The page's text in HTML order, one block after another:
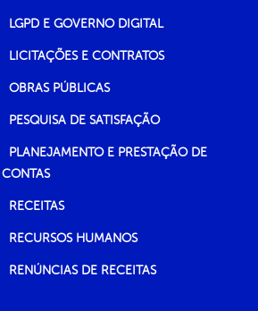
LGPD E GOVERNO DIGITAL
LICITAÇÕES E CONTRATOS
OBRAS PÚBLICAS
PESQUISA DE SATISFAÇÃO
PLANEJAMENTO E PRESTAÇÃO DE
CONTAS
RECEITAS
RECURSOS HUMANOS
RENÚNCIAS DE RECEITAS